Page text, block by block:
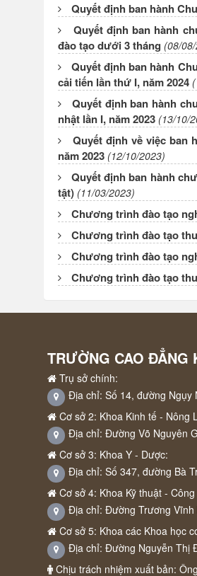
Quyết định ban hành
Quyết định ban hành
đào tạo dưới 3 tháng (08/
Quyết định ban hành
cải tiến lần thứ I, năm 2024
Quyết định ban hành
nhật lần I, năm 2023 (13/10/
Quyết định về việc ban
năm 2023 (12/10/2023)
Quyết định ban hành
tật) (11/03/2023)
Chương trình đào tạo
Chương trình đào tạo
Chương trình đào tạo
Chương trình đào tạo
TRƯỜNG CAO ĐẲNG
Trụ sở chính:
Địa chỉ: Số 14, đường Ngụy
Cơ sở 2: Khoa Kinh tế - Nông
Địa chỉ: Đường Võ Nguyên
Cơ sở 3: Khoa Y - Dược:
Địa chỉ: Số 347, đường Bà
Cơ sở 4: Khoa Kỹ thuật -
Địa chỉ: Đường Trương Vĩnh
Cơ sở 5: Khoa các Khoa học
Địa chỉ: Đường Nguyễn Thị
Chịu trách nhiệm xuất bản: